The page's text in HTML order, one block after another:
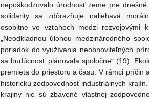
nepoškodzovalo úrodnosť zeme pre
solidarity sa zdôrazňuje naliehavá
osobitne vo vzťahoch medzi rozvojovými
„Neodkladnou úlohou medzinárodného
poriadok do využívania neobnoviteľných
sa budúcnosť plánovala spoločne“ (19).
premieta do priestoru a času. V rámci príčin
historickú zodpovednosť industriálnych
krajiny nie sú zbavené vlastnej